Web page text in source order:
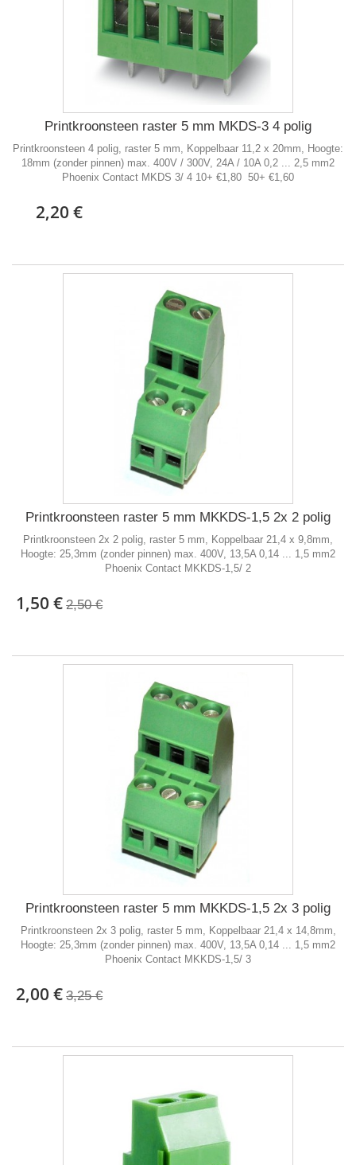
Printkroonsteen raster 5 mm MKDS-3 4 polig
Printkroonsteen 4 polig, raster 5 mm, Koppelbaar 11,2 x 20mm, Hoogte:
18mm (zonder pinnen) max. 400V / 300V, 24A / 10A 0,2 ... 2,5 mm2
Phoenix Contact MKDS 3/ 4 10+ €1,80 50+ €1,60
2,20 €
Printkroonsteen raster 5 mm MKKDS-1,5 2x 2 polig
Printkroonsteen 2x 2 polig, raster 5 mm, Koppelbaar 21,4 x 9,8mm,
Hoogte: 25,3mm (zonder pinnen) max. 400V, 13,5A 0,14 ... 1,5 mm2
Phoenix Contact MKKDS-1,5/ 2
1,50 € 2,50 €
Printkroonsteen raster 5 mm MKKDS-1,5 2x 3 polig
Printkroonsteen 2x 3 polig, raster 5 mm, Koppelbaar 21,4 x 14,8mm,
Hoogte: 25,3mm (zonder pinnen) max. 400V, 13,5A 0,14 ... 1,5 mm2
Phoenix Contact MKKDS-1,5/ 3
2,00 € 3,25 €